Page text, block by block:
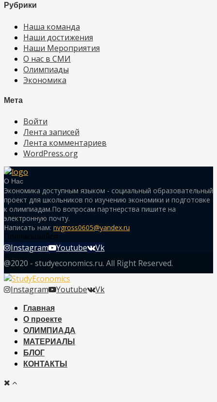
Рубрики
Наша команда
Наши достижения
Наши Мероприятия
О нас в СМИ
Олимпиады
Экономика
Мета
Войти
Лента записей
Лента комментариев
WordPress.org
О Нас
Экономика доступным языком - социальный образовательный
проект для школьников по изучению экономики и подготовке
к олимпиадам.По вопросам партнерства пишите на
электронную почту.
Написать нам: nvgross0605@yandex.ru
Подписывайся
Instagram Youtube
Vk
@2020 - studyeconomics.ru. All Right Reserved.
Instagram Youtube Vk
Главная
О проекте
ОЛИМПИАДА
МАТЕРИАЛЫ
БЛОГ
КОНТАКТЫ